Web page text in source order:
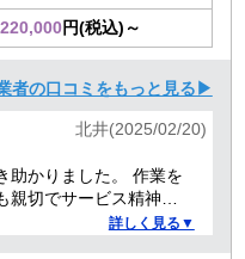
220,000円(税込)～
者の口コミをもっと見る▶
北井(2025/02/20)
助かりました。 作業を
切でサービス精神溢
詳しく見る▼